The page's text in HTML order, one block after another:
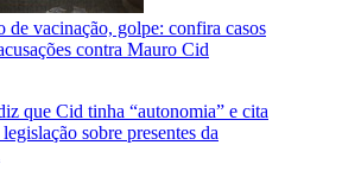
de vacinação, golpe: confira casos
contra Mauro Cid
que Cid tinha “autonomia” e cita
sobre presentes da